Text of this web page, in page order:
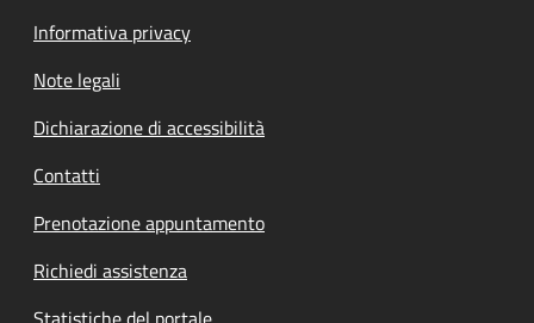
Informativa privacy
Note legali
Dichiarazione di accessibilità
Contatti
Prenotazione appuntamento
Richiedi assistenza